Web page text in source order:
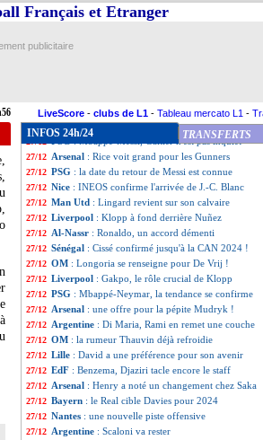
Français et Etranger
publicitaire
LiveScore - clubs de L1 - Tableau mercato L1 -
INFOS 24h/24 TRANSFERTS
27/12 Man Utd: pas de folie attendue cet hiver !
27/12 TFC: une cible de l'OM dans le viseur
27/12 PSG
27/12 Barça: Depay libéré cet hiver ?
27/12 Juve: les ambitions retrouvées d'Allegri
: Mbappé-Messi, Galtier n'est pas inquiet
27/12 Arsenal : Rice voit grand pour les Gunners
27/12 PSG : la date du retour de Messi est connue
27/12 Nice : INEOS confirme l'arrivée de J.-C. Blanc
27/12 Man Utd : Lingard revient sur son calvaire
27/12 Liverpool : Klopp à fond derrière Nuñez
27/12 Al-Nassr : Ronaldo, un accord démenti
27/12 Sénégal : Cissé confirmé jusqu'à la CAN 2024 !
27/12 OM : Longoria se renseigne pour De Vrij !
27/12 Liverpool : Gakpo, le rôle crucial de Klopp
27/12 PSG : Mbappé-Neymar, la tendance se confirme
27/12 Arsenal : une offre pour la pépite Mudryk !
27/12 Argentine : Di Maria, Rami en remet une couche
27/12 OM : la rumeur Thauvin déjà refroidie
27/12 Lille : David a une préférence pour son avenir
27/12 EdF : Benzema, Djaziri tacle encore le staff
27/12 Arsenal : Henry a noté un changement chez Saka
27/12 Bayern : le Real cible Davies pour 2024
27/12 Nantes : une nouvelle piste offensive
27/12 Argentine : Scaloni va rester